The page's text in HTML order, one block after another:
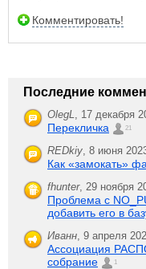
Комментировать!
Последние
OlegL, 17 декабря
Перекличка 21
REDkiy, 8 июня
Как «замокать»
fhunter, 29 ноября
Проблема с
добавить его в
Иванн, 9 апреля
Ассоциация
собрание
1